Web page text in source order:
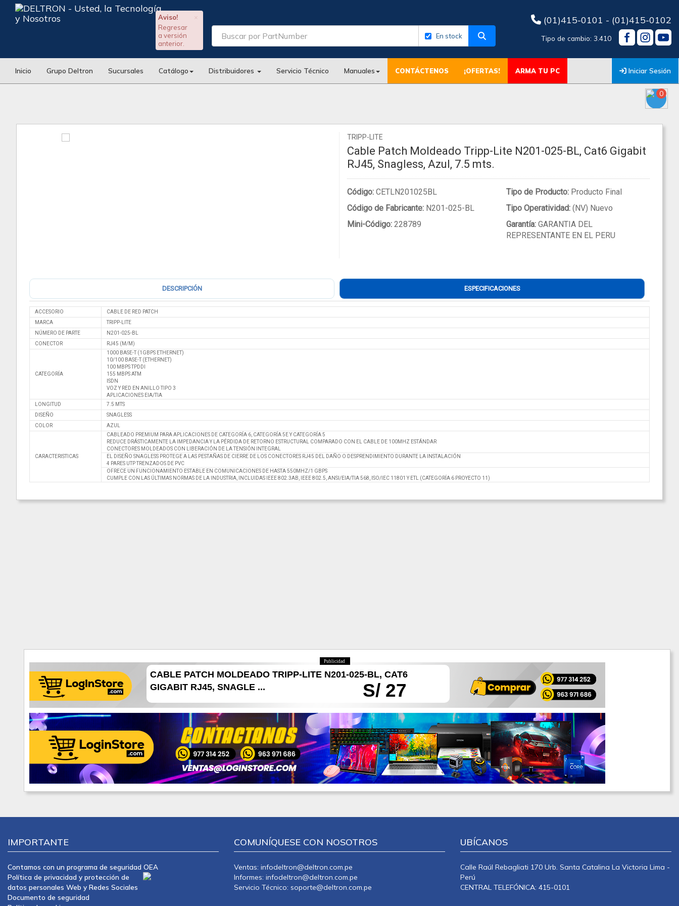
×
Aviso!
Regresar
a versión
anterior.
En stock
(01)415-0101 - (01)415-0102
Tipo de cambio: 3.410
Inicio Grupo Deltron Sucursales Catálogo Distribuidores Servicio Técnico Manuales CONTÁCTENOS ¡OFERTAS! ARMA TU PC Iniciar Sesión
0
TRIPP-LITE
Cable Patch Moldeado Tripp-Lite N201-025-BL, Cat6 Gigabit
RJ45, Snagless, Azul, 7.5 mts.
Código: CETLN201025BL
Código de Fabricante: N201-025-BL
Mini-Código: 228789
Tipo de Producto:Producto Final
Tipo Operatividad:(NV) Nuevo
Garantía:GARANTIA DEL
REPRESENTANTE EN EL PERU
DESCRIPCIÓN ESPECIFICACIONES
ACCESORIO
CABLE DE RED PATCH
MARCA
TRIPP-LITE
NÚMERO DE PARTE
N201-025-BL
CONECTOR
RJ45 (M/M)
CATEGORÍA
1000 BASE-T (1GBPS ETHERNET)
10/100 BASE-T (ETHERNET)
100 MBPS TPDDI
155 MBPS ATM
ISDN
VOZ Y RED EN ANILLO TIPO 3
APLICACIONES EIA/TIA
LONGITUD
7.5 MTS
DISEÑO
SNAGLESS
COLOR
AZUL
CARACTERISTICAS
CABLEADO PREMIUM PARA APLICACIONES DE CATEGORÍA 6, CATEGORÍA 5E Y CATEGORÍA 5
REDUCE DRÁSTICAMENTE LA IMPEDANCIA Y LA PÉRDIDA DE RETORNO ESTRUCTURAL COMPARADO CON EL CABLE DE 100MHZ ESTÁNDAR
CONECTORES MOLDEADOS CON LIBERACIÓN DE LA TENSIÓN INTEGRAL
EL DISEÑO SNAGLESS PROTEGE A LAS PESTAÑAS DE CIERRE DE LOS CONECTORES RJ45 DEL DAÑO O DESPRENDIMIENTO DURANTE LA INSTALACIÓN
4 PARES UTP TRENZADOS DE PVC
OFRECE UN FUNCIONAMIENTO ESTABLE EN COMUNICACIONES DE HASTA 550MHZ/1 GBPS
CUMPLE CON LAS ÚLTIMAS NORMAS DE LA INDUSTRIA, INCLUIDAS IEEE 802.3AB, IEEE 802.5, ANSI/EIA/TIA 568, ISO/IEC 11801 Y ETL (CATEGORÍA 6 PROYECTO 11)
Publicidad
S/ 27
CABLE PATCH MOLDEADO TRIPP-LITE N201-025-BL, CAT6
GIGABIT RJ45, SNAGLE ...
IMPORTANTE
Contamos con un programa de seguridad OEA
Política de privacidad y protección de
datos personales Web y Redes Sociales
Documento de seguridad
COMUNÍQUESE CON NOSOTROS
Ventas: infodeltron@deltron.com.pe
Informes: infodeltron@deltron.com.pe
Servicio Técnico: soporte@deltron.com.pe
UBÍCANOS
Calle Raúl Rebagliati 170 Urb. Santa Catalina La Victoria Lima -
Perú
CENTRAL TELEFÓNICA: 415-0101